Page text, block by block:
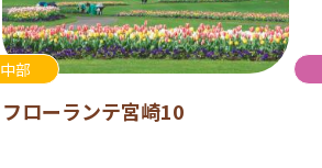
中部
フローランテ宮崎10